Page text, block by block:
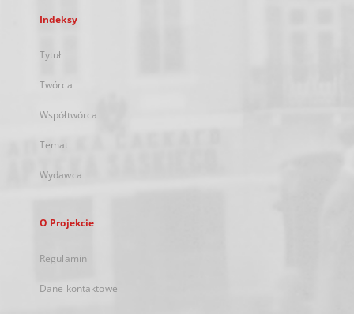
Indeksy
Tytuł
Twórca
Współtwórca
Temat
Wydawca
O Projekcie
Regulamin
Dane kontaktowe